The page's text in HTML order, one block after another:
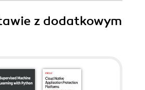
z dodatkowym